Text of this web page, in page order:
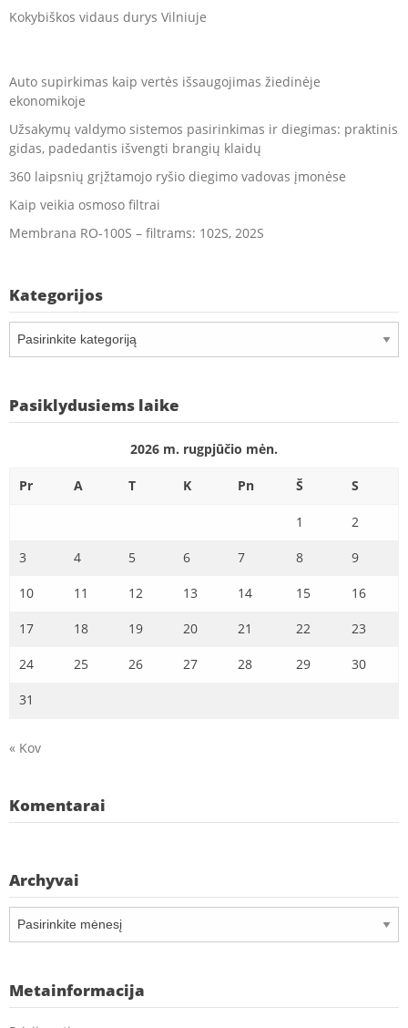
Kokybiškos vidaus durys Vilniuje
Auto supirkimas kaip vertės išsaugojimas žiedinėje
ekonomikoje
Užsakymų valdymo sistemos pasirinkimas ir diegimas: praktinis
gidas, padedantis išvengti brangių klaidų
360 laipsnių grįžtamojo ryšio diegimo vadovas įmonėse
Kaip veikia osmoso filtrai
Membrana RO-100S – filtrams: 102S, 202S
Kategorijos
Kategorijos
Pasiklydusiems laike
2026 m. rugpjūčio mėn.
Pr A T K Pn Š S
1 2
3 4 5 6 7 8 9
10 11 12 13 14 15 16
17 18 19 20 21 22 23
24 25 26 27 28 29 30
31
« Kov
Komentarai
Archyvai
Archyvai
Metainformacija